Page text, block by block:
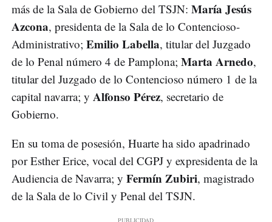
más de la Sala de Gobierno del TSJN: María Jesús
Azcona, presidenta de la Sala de lo Contencioso-
Administrativo; Emilio Labella, titular del Juzgado
de lo Penal número 4 de Pamplona; Marta Arnedo,
titular del Juzgado de lo Contencioso número 1 de la
capital navarra; y Alfonso Pérez, secretario de
Gobierno.
En su toma de posesión, Huarte ha sido apadrinado
por Esther Erice, vocal del CGPJ y expresidenta de la
Audiencia de Navarra; y Fermín Zubiri, magistrado
de la Sala de lo Civil y Penal del TSJN.